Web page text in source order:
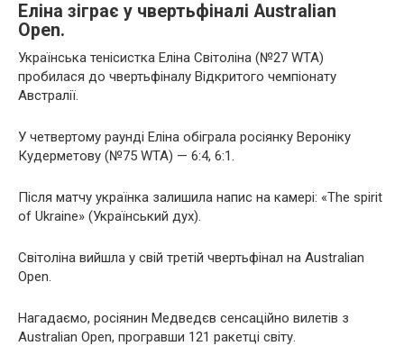
Еліна зіграє у чвертьфіналі Australian
Open.
Українська тенісистка Еліна Світоліна (№27 WTA)
пробилася до чвертьфіналу Відкритого чемпіонату
Австралії.
У четвертому раунді Еліна обіграла росіянку Вероніку
Кудерметову (№75 WTA) — 6:4, 6:1.
Після матчу українка залишила напис на камері: «The spirit
of Ukraine» (Український дух).
Світоліна вийшла у свій третій чвертьфінал на Australian
Open.
Нагадаємо, росіянин Медведєв сенсаційно вилетів з
Australian Open, програвши 121 ракетці світу.